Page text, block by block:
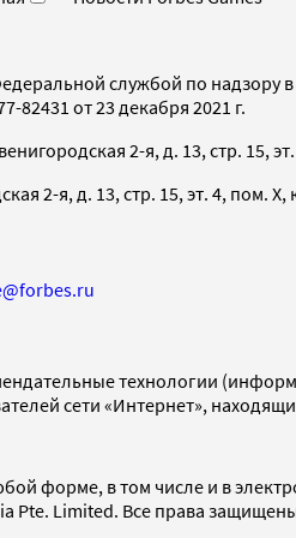
службой по
от 23 декабря 2021 г.
2-я, д. 13, стр. 15,
2-я, д. 13, стр. 15, эт. 4, пом. X,
технологии
сети «Интернет»,
форме, в том числе и в
Pte. Limited. Все права